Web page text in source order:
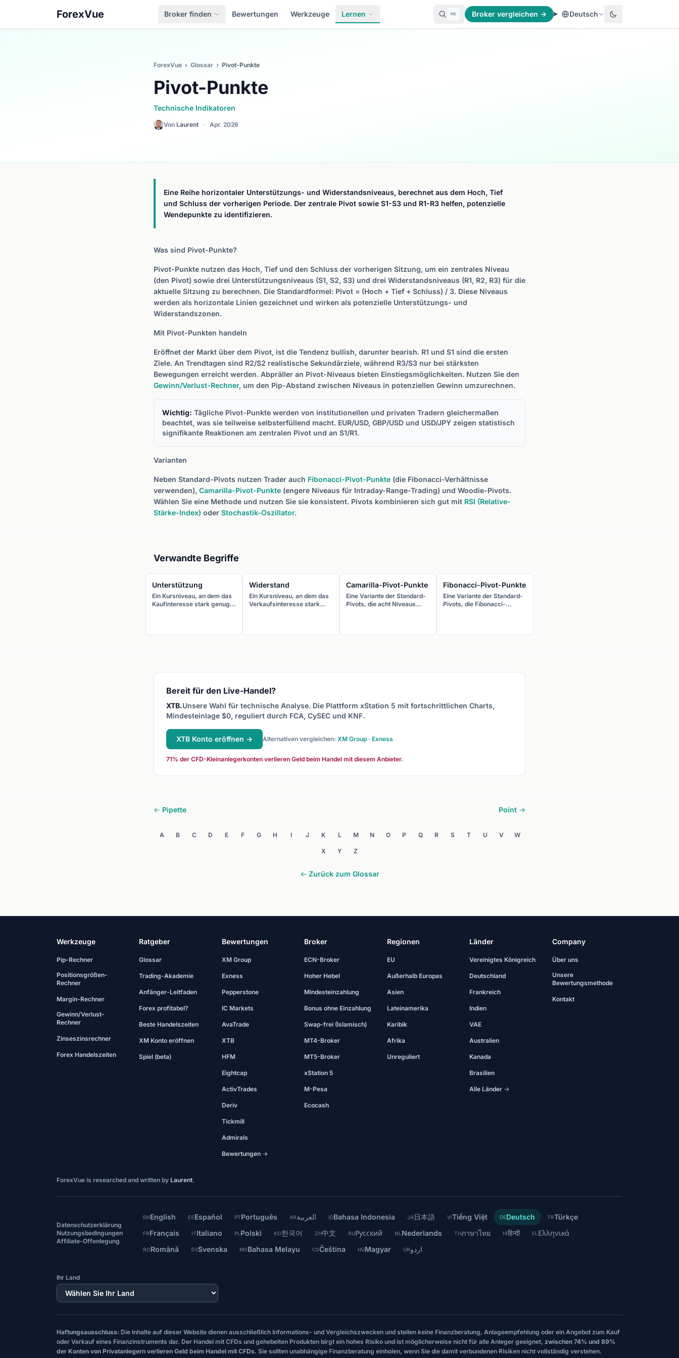
ForexVue Broker finden Bewertungen Werkzeuge Lernen ⌘K Broker vergleichen → Deutsch
ForexVue › Glossar › Pivot-Punkte
Pivot-Punkte
Technische Indikatoren
Von Laurent · Apr. 2026
Eine Reihe horizontaler Unterstützungs- und Widerstandsniveaus, berechnet aus dem Hoch, Tief
und Schluss der vorherigen Periode. Der zentrale Pivot sowie S1-S3 und R1-R3 helfen, potenzielle
Wendepunkte zu identifizieren.
Was sind Pivot-Punkte?
Pivot-Punkte nutzen das Hoch, Tief und den Schluss der vorherigen Sitzung, um ein zentrales Niveau
(den Pivot) sowie drei Unterstützungsniveaus (S1, S2, S3) und drei Widerstandsniveaus (R1, R2, R3) für die
aktuelle Sitzung zu berechnen. Die Standardformel: Pivot = (Hoch + Tief + Schluss) / 3. Diese Niveaus
werden als horizontale Linien gezeichnet und wirken als potenzielle Unterstützungs- und
Widerstandszonen.
Mit Pivot-Punkten handeln
Eröffnet der Markt über dem Pivot, ist die Tendenz bullish, darunter bearish. R1 und S1 sind die ersten
Ziele. An Trendtagen sind R2/S2 realistische Sekundärziele, während R3/S3 nur bei stärksten
Bewegungen erreicht werden. Abpräller an Pivot-Niveaus bieten Einstiegsmöglichkeiten. Nutzen Sie den
Gewinn/Verlust-Rechner, um den Pip-Abstand zwischen Niveaus in potenziellen Gewinn umzurechnen.
Wichtig: Tägliche Pivot-Punkte werden von institutionellen und privaten Tradern gleichermaßen
beachtet, was sie teilweise selbsterfüllend macht. EUR/USD, GBP/USD und USD/JPY zeigen statistisch
signifikante Reaktionen am zentralen Pivot und an S1/R1.
Varianten
Neben Standard-Pivots nutzen Trader auch Fibonacci-Pivot-Punkte (die Fibonacci-Verhältnisse
verwenden), Camarilla-Pivot-Punkte (engere Niveaus für Intraday-Range-Trading) und Woodie-Pivots.
Wählen Sie eine Methode und nutzen Sie sie konsistent. Pivots kombinieren sich gut mit RSI (Relative-
Stärke-Index) oder Stochastik-Oszillator.
Verwandte Begriffe
Unterstützung
Ein Kursniveau, an dem das
Kaufinteresse stark genug
ab, wenn er die
Widerstand
Ein Kursniveau, an dem das
Verkaufsinteresse stark
unten, wenn er den
Camarilla-Pivot-Punkte
Eine Variante der Standard-
Pivots, die acht Niveaus
gruppiert. Konzipiert für
Fibonacci-Pivot-Punkte
Eine Variante der Standard-
Pivots, die Fibonacci-
Widerstandsniveaus nutzt.
Bereit für den Live-Handel?
XTB.Unsere Wahl für technische Analyse. Die Plattform xStation 5 mit fortschrittlichen Charts,
Mindesteinlage $0, reguliert durch FCA, CySEC und KNF.
XTB Konto eröffnen → Alternativen vergleichen: XM Group · Exness
71% der CFD-Kleinanlegerkonten verlieren Geld beim Handel mit diesem Anbieter.
← Pipette Point →
A B C D E F G H I J K L M N O P Q R S T U V W
X Y Z
← Zurück zum Glossar
Werkzeuge
Pip-Rechner
Positionsgrößen-
Rechner
Margin-Rechner
Gewinn/Verlust-
Rechner
Zinseszinsrechner
Forex Handelszeiten
Ratgeber
Glossar
Trading-Akademie
Anfänger-Leitfaden
Forex profitabel?
Beste Handelszeiten
XM Konto eröffnen
Spiel (beta)
Bewertungen
XM Group
Exness
Pepperstone
IC Markets
AvaTrade
XTB
HFM
Eightcap
ActivTrades
Deriv
Tickmill
Admirals
Bewertungen →
Broker
ECN-Broker
Hoher Hebel
Mindesteinzahlung
Bonus ohne Einzahlung
Swap-frei (Islamisch)
MT4-Broker
MT5-Broker
xStation 5
M-Pesa
Ecocash
Regionen
EU
Außerhalb Europas
Asien
Lateinamerika
Karibik
Afrika
Unreguliert
Länder
Vereinigtes Königreich
Deutschland
Frankreich
Indien
VAE
Australien
Kanada
Brasilien
Alle Länder →
Company
Über uns
Unsere
Bewertungsmethode
Kontakt
ForexVue is researched and written by Laurent.
Datenschutzerklärung
Nutzungsbedingungen
Affiliate-Offenlegung
ENEnglish ESEspañol PTPortuguês ARالعربية IDBahasa Indonesia JA日本語 VITiếng Việt DEDeutsch TRTürkçe
FRFrançais ITItaliano PL Polski KO한국어 ZH中文 RUРусский NL Nederlands THภาษาไทย HIहिन्दी EL Ελληνικά
RORomână SVSvenska MSBahasa Melayu CSČeština HUMagyar URاردو
Ihr Land
Haftungsausschluss: Die Inhalte auf dieser Website dienen ausschließlich Informations- und Vergleichszwecken und stellen keine Finanzberatung, Anlageempfehlung oder ein Angebot zum Kauf
oder Verkauf eines Finanzinstruments dar. Der Handel mit CFDs und gehebelten Produkten birgt ein hohes Risiko und ist möglicherweise nicht für alle Anleger geeignet, zwischen 74% und 89%
der Konten von Privatanlegern verlieren Geld beim Handel mit CFDs. Sie sollten unabhängige Finanzberatung einholen, wenn Sie die damit verbundenen Risiken nicht vollständig verstehen.